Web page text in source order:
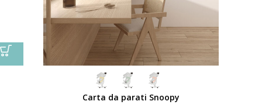
Carta da parati Snoopy